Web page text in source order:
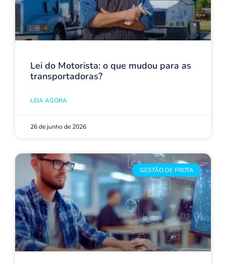
Lei do Motorista: o que mudou para as
transportadoras?
LEIA AGORA
26 de junho de 2026
GESTÃO DE FROTA